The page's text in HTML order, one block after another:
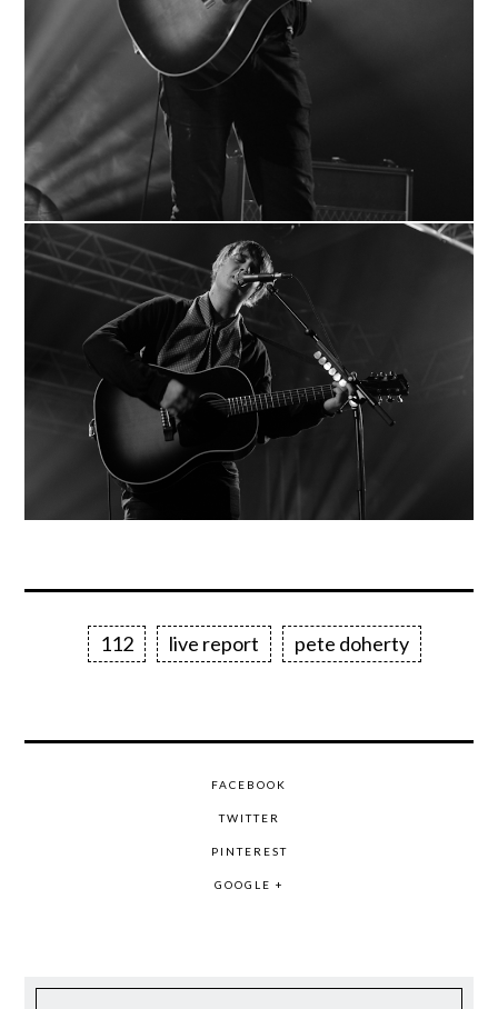
112 live report pete doherty
FACEBOOK
TWITTER
PINTEREST
GOOGLE +